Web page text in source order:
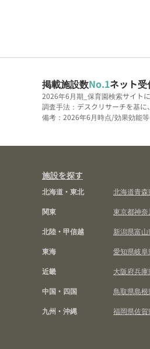
掲載施設数No.1ネット
2026年6月期_保育園検索サイト
調査手法：デスクリサーチを基に
備考：2026年6月時点/効果効能
施設を探す
北海道・東北 北海道青森
関東
東京都神奈
北陸・甲信越
新潟県富山
東海
愛知県岐阜
近畿
大阪府兵庫
中国・四国
鳥取県島根
九州・沖縄
福岡県佐賀